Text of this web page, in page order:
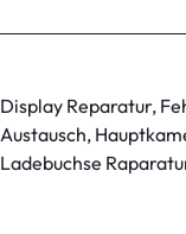
Display Reparatur,
Austausch,
Ladebuchse